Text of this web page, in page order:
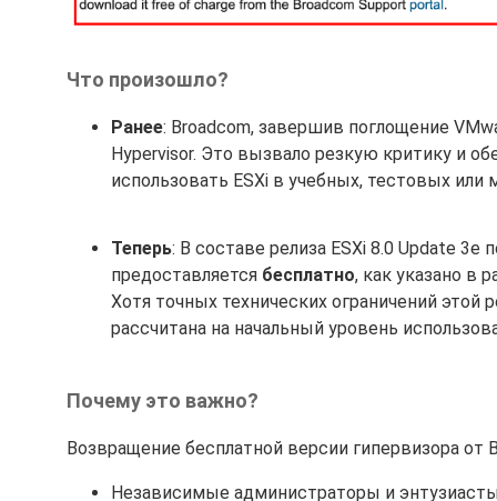
Что произошло?
Ранее: Broadcom, завершив поглощение
Hypervisor. Это вызвало резкую критику и
использовать ESXi в учебных, тестовых
Теперь: В составе релиза ESXi 8.0 Update 3e
предоставляется бесплатно, как указано в
Хотя точных технических ограничений этой
рассчитана на начальный уровень
Почему это важно?
Возвращение бесплатной версии гипервизора от
Независимые администраторы и